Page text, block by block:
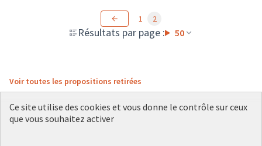
Résultats par page : 50
1 2
Voir toutes les propositions retirées
Ce site utilise des cookies et vous donne le contrôle sur ceux
que vous souhaitez activer